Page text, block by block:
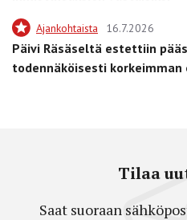
Ajankohtaista 16.7.2026
Päivi Räsäseltä estettiin
todennäköisesti korkeimman
Tilaa
Saat suoraan